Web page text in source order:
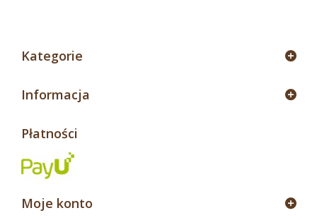
Kategorie
Informacja
Płatności
Moje konto